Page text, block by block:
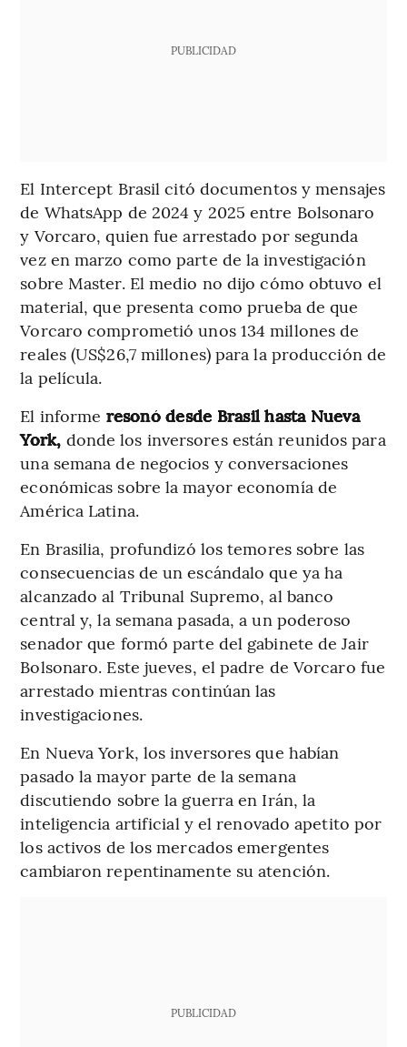
PUBLICIDAD
El Intercept Brasil citó documentos y mensajes
de WhatsApp de 2024 y 2025 entre Bolsonaro
y Vorcaro, quien fue arrestado por segunda
vez en marzo como parte de la investigación
sobre Master. El medio no dijo cómo obtuvo el
material, que presenta como prueba de que
Vorcaro comprometió unos 134 millones de
reales (US$26,7 millones) para la producción de
la película.
El informe resonó desde Brasil hasta Nueva
York, donde los inversores están reunidos para
una semana de negocios y conversaciones
económicas sobre la mayor economía de
América Latina.
En Brasilia, profundizó los temores sobre las
consecuencias de un escándalo que ya ha
alcanzado al Tribunal Supremo, al banco
central y, la semana pasada, a un poderoso
senador que formó parte del gabinete de Jair
Bolsonaro. Este jueves, el padre de Vorcaro fue
arrestado mientras continúan las
investigaciones.
En Nueva York, los inversores que habían
pasado la mayor parte de la semana
discutiendo sobre la guerra en Irán, la
inteligencia artificial y el renovado apetito por
los activos de los mercados emergentes
cambiaron repentinamente su atención.
PUBLICIDAD